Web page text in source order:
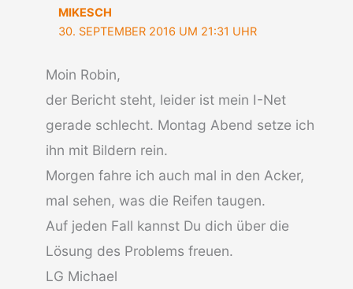
MIKESCH
30. SEPTEMBER 2016 UM 21:31 UHR
Moin Robin,
der Bericht steht, leider ist mein I-Net
gerade schlecht. Montag Abend setze ich
ihn mit Bildern rein.
Morgen fahre ich auch mal in den Acker,
mal sehen, was die Reifen taugen.
Auf jeden Fall kannst Du dich über die
Lösung des Problems freuen.
LG Michael